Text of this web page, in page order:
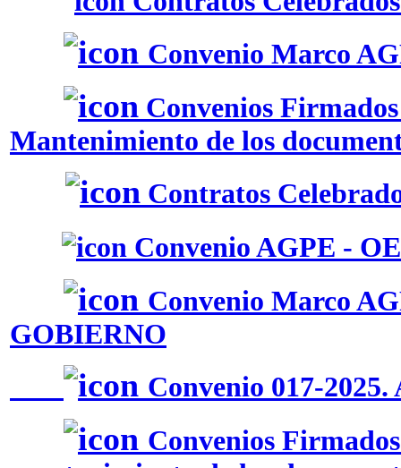
Convenio Marco
Convenios
Mantenimiento de los
Contratos
Convenio AGPE -
Convenio Marco
GOBIERNO
Convenio 017-
Convenios